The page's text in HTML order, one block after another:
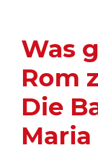
Was
Rom
Die